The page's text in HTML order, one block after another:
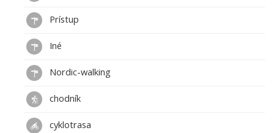
Prístup
Iné
Nordic-walking
chodník
cyklotrasa